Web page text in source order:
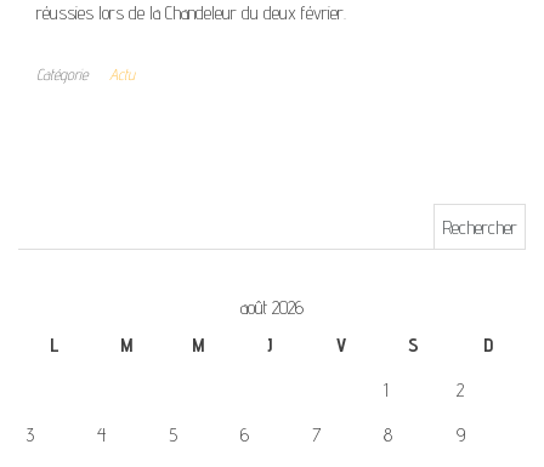
réussies lors de la Chandeleur du deux février.
Catégorie Actu
août 2026
L
M M J V S
D
1
2
3
4 5 6 7 8
9